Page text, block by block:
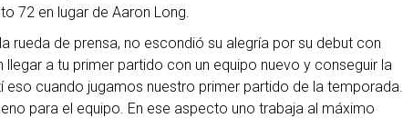
72 en lugar de Aaron Long.
rueda de prensa, no escondió su alegría por su debut con
llegar a tu primer partido con un equipo nuevo y conseguir la
eso cuando jugamos nuestro primer partido de la temporada.
para el equipo. En ese aspecto uno trabaja al máximo